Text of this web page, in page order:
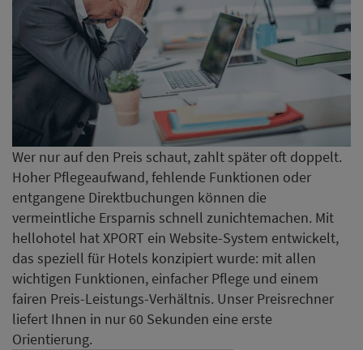
Wer nur auf den Preis schaut, zahlt später oft doppelt.
Hoher Pflegeaufwand, fehlende Funktionen oder
entgangene Direktbuchungen können die
vermeintliche Ersparnis schnell zunichtemachen. Mit
hellohotel hat XPORT ein Website-System entwickelt,
das speziell für Hotels konzipiert wurde: mit allen
wichtigen Funktionen, einfacher Pflege und einem
fairen Preis-Leistungs-Verhältnis. Unser Preisrechner
liefert Ihnen in nur 60 Sekunden eine erste
Orientierung.